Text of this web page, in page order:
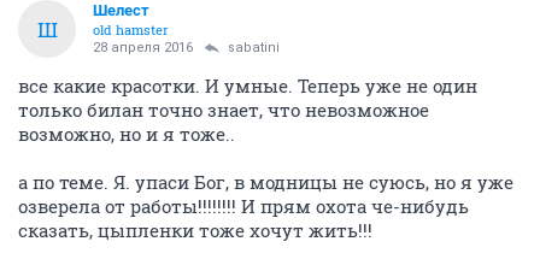
Ш
Шелест
old hamster
28 апреля 2016 sabatini
все какие красотки. И умные. Теперь уже не один
только билан точно знает, что невозможное
возможно, но и я тоже..
а по теме. Я. упаси Бог, в модницы не суюсь, но я уже
озверела от работы!!!!!!!! И прям охота че-нибудь
сказать, цыпленки тоже хочут жить!!!